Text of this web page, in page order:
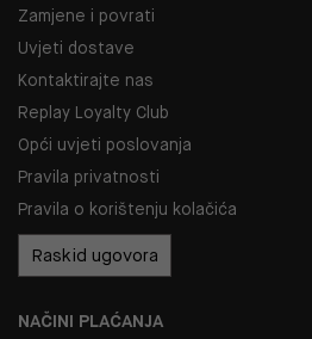
Zamjene i povrati
Uvjeti dostave
Kontaktirajte nas
Replay Loyalty Club
Opći uvjeti poslovanja
Pravila privatnosti
Pravila o korištenju kolačića
Raskid ugovora
NAČINI PLAĆANJA